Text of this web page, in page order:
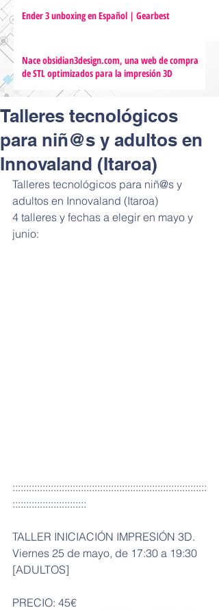
Ender 3 unboxing en Español | Gearbest
Nace obsidian3design.com, una web de compra
de STL optimizados para la impresión 3D
Talleres tecnológicos
para niñ@s y adultos en
Innovaland (Itaroa)
Talleres tecnológicos para niñ@s y
adultos en Innovaland (Itaroa)
4 talleres y fechas a elegir en mayo y
junio:
:::::::::::::::::::::::::::::::::::::::::::::::::::::::::::::::::::::::
:::::::::::::::::::::::::::
TALLER INICIACIÓN IMPRESIÓN 3D.
Viernes 25 de mayo, de 17:30 a 19:30
[ADULTOS]
PRECIO: 45€